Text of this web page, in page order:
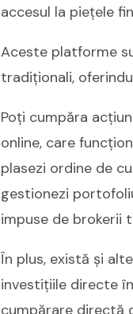
accesul la piețele
Aceste platforme
tradiționali,
Poți cumpăra
online, care
plasezi ordine de
gestionezi
impuse de brokerii
În plus, există și
investițiile directe
cumpărare directă